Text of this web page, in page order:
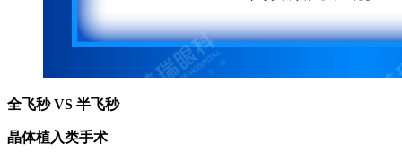
全飞秒 VS 半飞秒
晶体植入类手术